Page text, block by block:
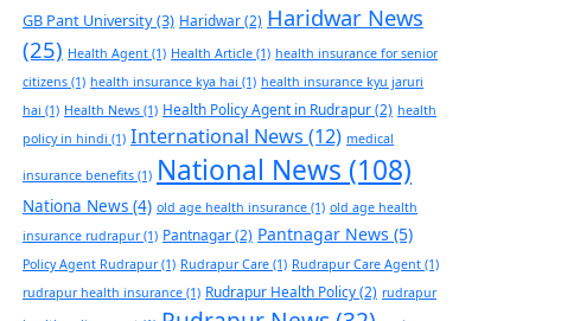
GB Pant University(3) Haridwar(2) Haridwar News
(25) Health Agent (1) Health Article (1) health insurance for senior
citizens (1) health insurance kya hai (1) health insurance kyu jaruri
hai (1) Health News (1) Health Policy Agent in Rudrapur(2) health
policy in hindi (1) International News (12) medical
insurance benefits (1) National News (108)
Nationa News (4) old age health insurance (1) old age health
insurance rudrapur(1) Pantnagar(2) Pantnagar News (5)
Policy Agent Rudrapur(1) Rudrapur Care (1) Rudrapur Care Agent (1)
rudrapur health insurance (1) Rudrapur Health Policy(2) rudrapur